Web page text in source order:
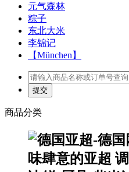
元气森林
粽子
东北大米
李锦记
【München】
商品分类